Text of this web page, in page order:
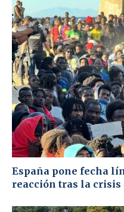
España pone fecha
reacción tras la crisis